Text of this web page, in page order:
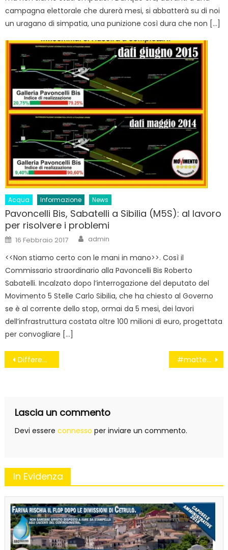
campagna elettorale che durerà mesi, si abbatterà su di noi
un uragano di simpatia, una punizione così dura che non […]
Acqua Informazione News
Pavoncelli Bis, Sabatelli a Sibilia (M5S): al lavoro
per risolvere i problemi
Posted
on
16 Febbraio 2017 Author
admin
<<Non stiamo certo con le mani in mano>>. Così il
Commissario straordinario alla Pavoncelli Bis Roberto
Sabatelli. Incalzato dopo l’interrogazione del deputato del
Movimento 5 Stelle Carlo Sibilia, che ha chiesto al Governo
se è al corrente dello stop, ormai da 5 mesi, dei lavori
dell’infrastruttura costata oltre 100 milioni di euro, progettata
per convogliare […]
Navigazione
Differenziata, tessere a punti per incentivare il nuovo piano #matteononstarsereno
Lascia un commento
Devi essere connesso per inviare un commento.
In Evidenza